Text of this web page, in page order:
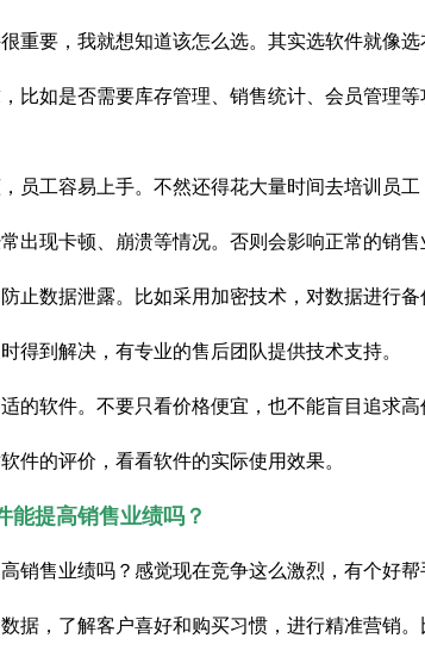
重要，我就想知道该怎么选。其实选软件就像选
，比如是否需要库存管理、销售统计、会员管理
员工容易上手。不然还得花大量时间去培训员工
出现卡顿、崩溃等情况。否则会影响正常的销售
止数据泄露。比如采用加密技术，对数据进行备
得到解决，有专业的售后团队提供技术支持。
的软件。不要只看价格便宜，也不能盲目追求高
件的评价，看看软件的实际使用效果。
能提高销售业绩吗？
销售业绩吗？感觉现在竞争这么激烈，有个好帮
数据，了解客户喜好和购买习惯，进行精准营销